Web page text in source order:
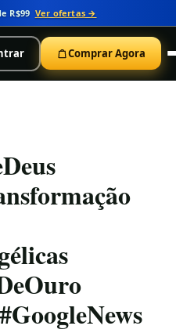
R$99 Ver ofertas →
Comprar Agora